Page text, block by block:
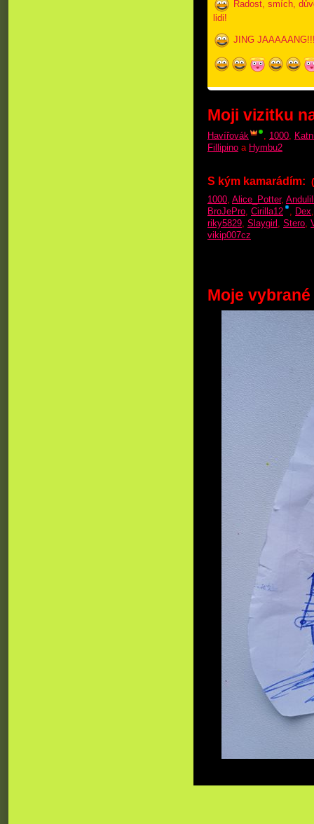
Radost, smích,
lidi!
JING
Moji vizitku
Havířovák , 1000,
Fillipino a Hymbu2
S kým kamarádím:
1000 Alice_Potter,
BroJePro Cirilla12 Dex
riky5829 Slaygirl Stero
vikip007cz
Moje